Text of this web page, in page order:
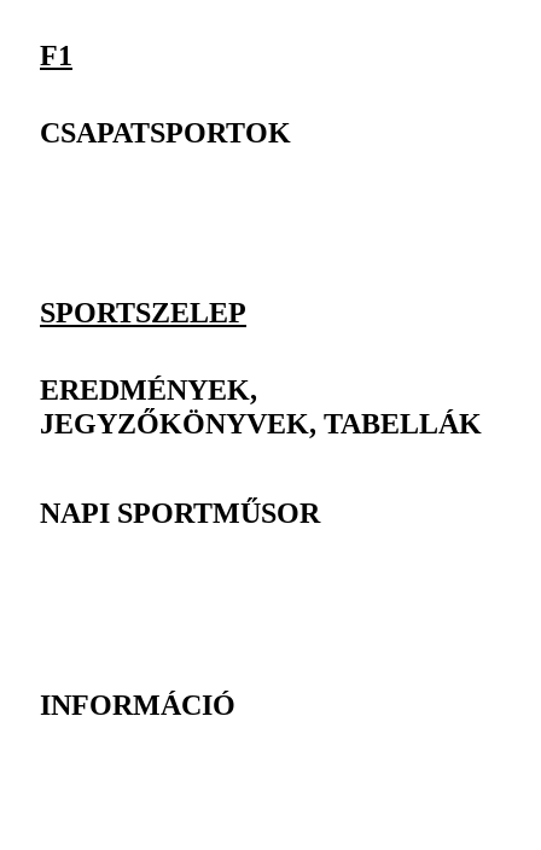
F1
CSAPATSPORTOK
SPORTSZELEP
EREDMÉNYEK,
JEGYZŐKÖNYVEK, TABELLÁK
NAPI SPORTMŰSOR
INFORMÁCIÓ